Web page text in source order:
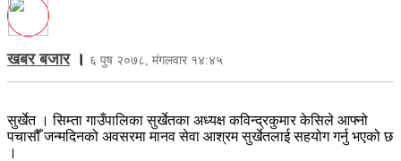
खबर बजार। ६ पुष २०७८, मंगलवार १४:४५
सुर्खेत । सिम्ता गाउँपालिका सुर्खेतका अध्यक्ष कविन्द्रकुमार केसिले आफ्नो
पचासौँ जन्मदिनको अवसरमा मानव सेवा आश्रम सुर्खेतलाई सहयोग गर्नु भएको छ
।